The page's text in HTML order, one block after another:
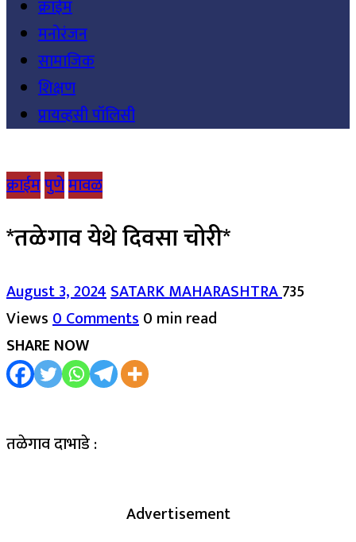
क्राईम
मनोरंजन
सामाजिक
शिक्षण
प्रायव्हसी पॉलिसी
क्राईमपुणेमावळ
*तळेगाव येथे दिवसा चोरी*
August 3, 2024SATARK MAHARASHTRA735
Views0 Comments0 min read
SHARE NOW
तळेगाव दाभाडे :
Advertisement